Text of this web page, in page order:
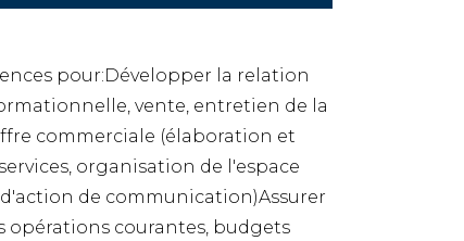
pour:Développer la relation
vente, entretien de la
commerciale (élaboration et
organisation de l'espace
de communication)Assurer
opérations courantes, budgets